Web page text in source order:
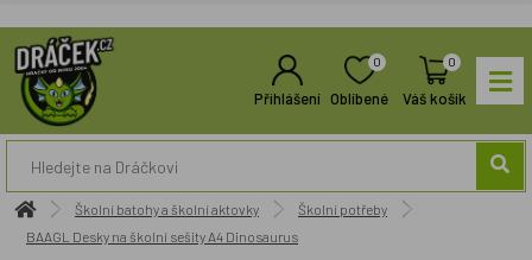
Přihlášení
0
Oblíbené
0
Váš košík
Školní batohy a školní aktovky
Školní potřeby
BAAGL Desky na školní sešity A4 Dinosaurus